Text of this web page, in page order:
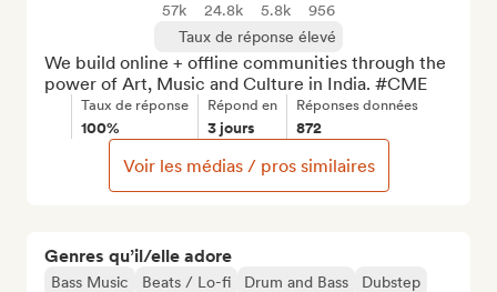
Genres qu’il/elle adore
Bass Music Beats / Lo-fi Drum and Bass
Dubstep
57k 24.8k 5.8k
956
Taux de réponse élevé
We build online + offline communities through the
power of Art, Music and Culture in India. #CME
Taux de réponse
100%
Répond en
3 jours
Réponses données
872
Voir les médias / pros similaires